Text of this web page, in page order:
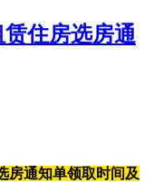
住房选房通
房通知单领取时间及